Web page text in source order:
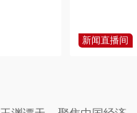
新闻直播间